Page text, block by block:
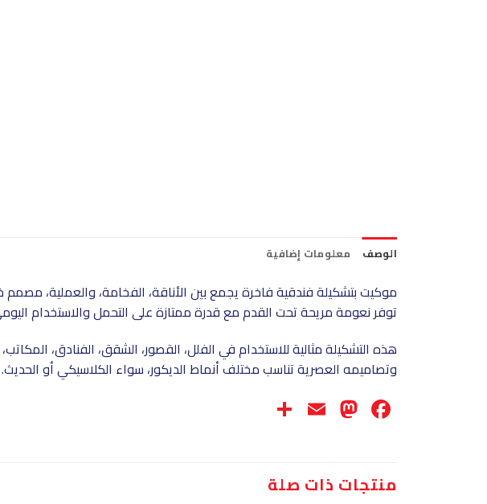
الوصف معلومات إضافية
موكيت بتشكيلة فندقية فاخرة يجمع بين الأناقة، الفخامة، والعملية، مصمم
توفر نعومة مريحة تحت القدم مع قدرة ممتازة على التحمل والاستخدام
هذه التشكيلة مثالية للاستخدام في الفلل، القصور، الشقق، الفنادق،
وتصاميمه العصرية تناسب مختلف أنماط الديكور، سواء الكلاسيكي أو الحديث.
Facebook
Mastodon
Email
منتجات ذات صلة